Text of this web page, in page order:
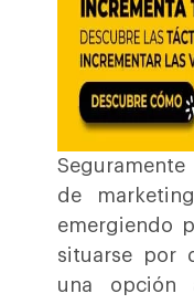
de
emergiendo
situarse por
una opción